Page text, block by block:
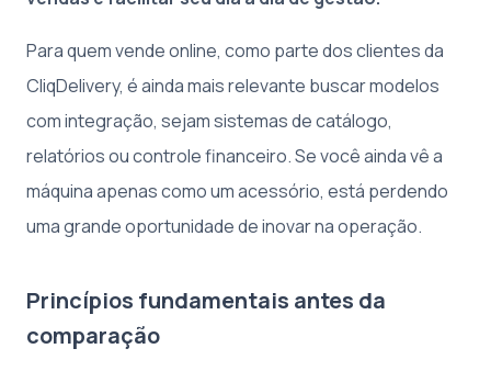
Para quem vende online, como parte dos clientes da
CliqDelivery, é ainda mais relevante buscar modelos
com integração, sejam sistemas de catálogo,
relatórios ou controle financeiro. Se você ainda vê a
máquina apenas como um acessório, está perdendo
uma grande oportunidade de inovar na operação.
Princípios fundamentais antes da
comparação